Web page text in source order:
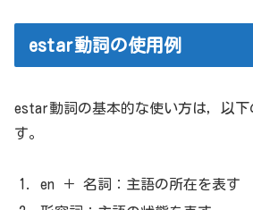
estar動詞の使用例
estar動詞の基本的な使い方は，以下
す。
en ＋ 名詞：主語の所在を表す